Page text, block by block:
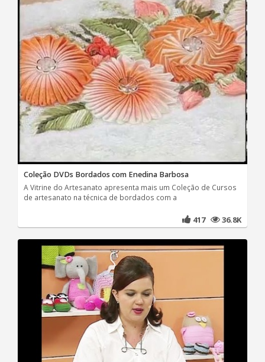
Coleção DVDs Bordados com Enedina Barbosa
A Vitrine do Artesanato apresenta mais um Coleção de Cursos
de artesanato na técnica de bordados com a
417 36.8K